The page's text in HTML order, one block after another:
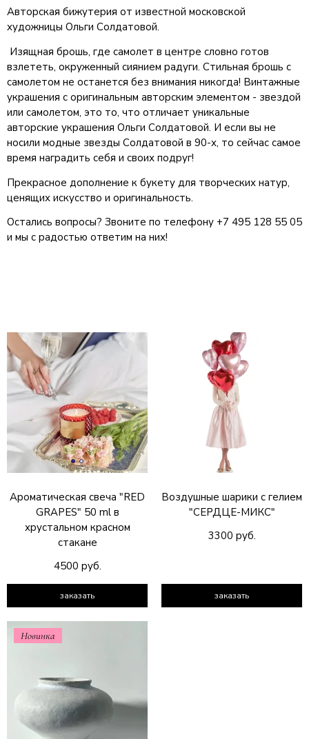
Авторская бижутерия от известной московской
художницы Ольги Солдатовой.
Изящная брошь, где самолет в центре словно готов
взлететь, окруженный сиянием радуги. Стильная брошь с
самолетом не останется без внимания никогда! Винтажные
украшения с оригинальным авторским элементом - звездой
или самолетом, это то, что отличает уникальные
авторские украшения Ольги Солдатовой. И если вы не
носили модные звезды Солдатовой в 90-х, то сейчас самое
время наградить себя и своих подруг!
Прекрасное дополнение к букету для творческих натур,
ценящих искусство и оригинальность.
Остались вопросы? Звоните по телефону +7 495 128 55 05
и мы с радостью ответим на них!
Ароматическая свеча "RED
GRAPES" 50 ml в
хрустальном красном
стакане
4500 руб.
заказать
Воздушные шарики с гелием
"СЕРДЦЕ-МИКС"
3300 руб.
заказать
Новинка